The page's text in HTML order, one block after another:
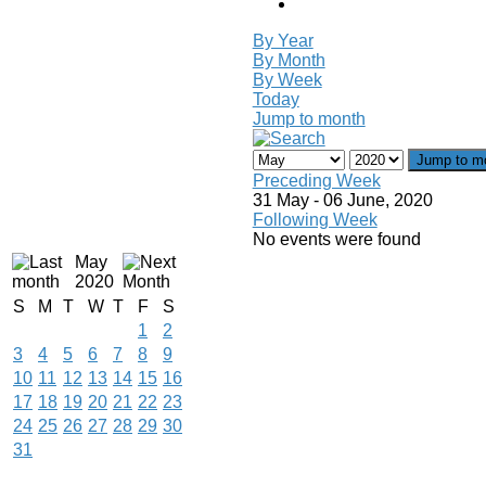
By Year
By Month
By Week
Today
Jump to month
Jump to
Preceding Week
31 May - 06 June, 2020
Following Week
No events were found
May
2020
S
M T W T F
S
1
2
3
4 5 6 7 8
9
10 11 12 13 14 15 16
17 18 19 20 21 22 23
24 25 26 27 28 29 30
31